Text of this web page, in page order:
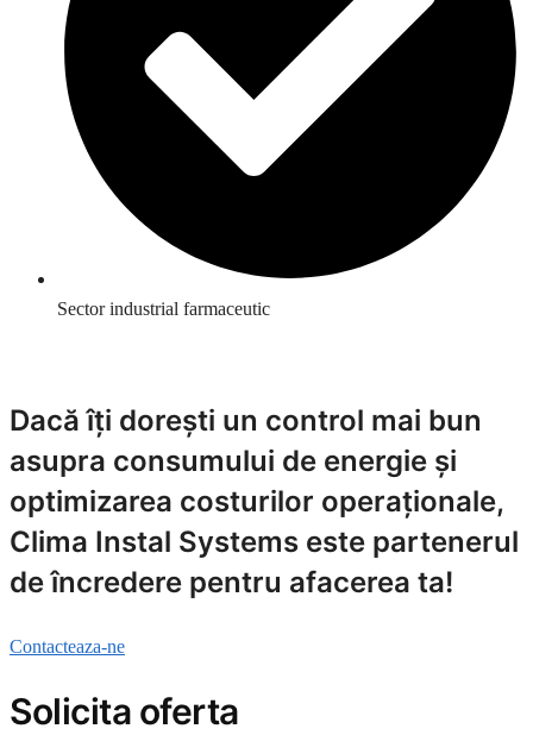
Sector industrial farmaceutic
Dacă îți dorești un control mai bun
asupra consumului de energie și
optimizarea costurilor operaționale,
Clima Instal Systems este partenerul
de încredere pentru afacerea ta!
Contacteaza-ne
Solicita oferta